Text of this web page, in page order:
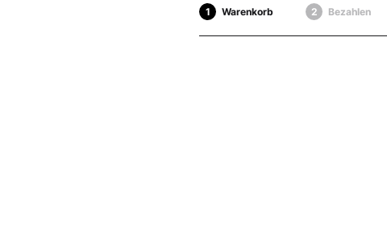
Warenkorb Bezahlen